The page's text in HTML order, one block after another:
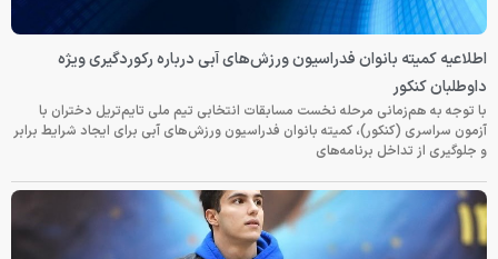
اطلاعیه کمیته بانوان فدراسیون ورزش‌های آبی درباره رکوردگیری ویژه
داوطلبان کنکور
با توجه به هم‌زمانی مرحله نخست مسابقات انتخابی تیم ملی تایم‌تریل دختران با
آزمون سراسری (کنکور)، کمیته بانوان فدراسیون ورزش‌های آبی برای ایجاد شرایط برابر
و جلوگیری از تداخل برنامه‌های